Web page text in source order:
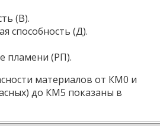
(В).
способность (Д).
пламени (РП).
материалов от КМ0 и
до КМ5 показаны в